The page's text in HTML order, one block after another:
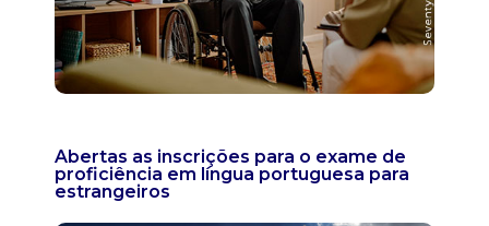
Abertas as inscrições para o exame de
proficiência em língua portuguesa para
estrangeiros